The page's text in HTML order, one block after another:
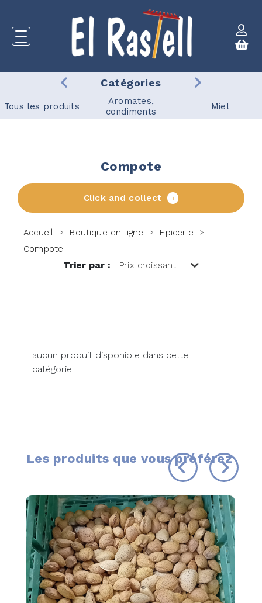
Catégories
Tous les produits
Aromates,
condiments
Miel
Compote
Click and collect i
Accueil > Boutique en ligne > Epicerie >
Compote
Trier par :
aucun produit disponible dans cette
catégorie
Les produits que vous préférez